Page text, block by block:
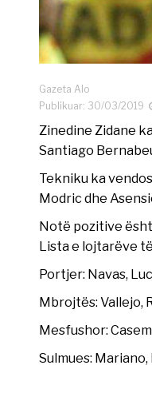
Gazeta Alo
Publikuar: 30/03/2019
Zinedine Zidane
Santiago
Tekniku ka
Modric dhe
Notë pozitive
Lista e lojtarëve
Portjer: Navas,
Mbrojtës: Vallejo,
Mesfushor:
Sulmues: